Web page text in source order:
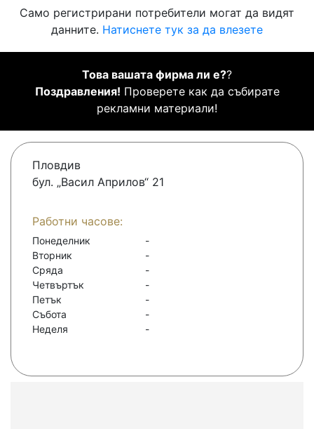
Само регистрирани потребители могат да видят
данните. Натиснете тук за да влезете
Това вашата фирма ли е??
Поздравления! Проверете как да събирате
рекламни материали!
Пловдив
бул. „Васил Априлов“ 21
Работни часове:
Понеделник
-
Вторник
-
Сряда
-
Четвъртък
-
Петък
-
Събота
-
Неделя
-